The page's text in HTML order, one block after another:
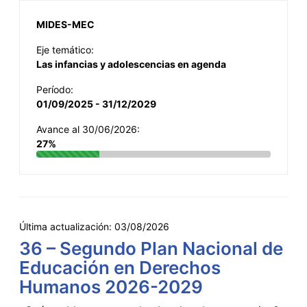
MIDES-MEC
Eje temático:
Las infancias y adolescencias en agenda
Período:
01/09/2025 - 31/12/2029
Avance al 30/06/2026:
27%
Última actualización: 03/08/2026
36 – Segundo Plan Nacional de
Educación en Derechos
Humanos 2026-2029